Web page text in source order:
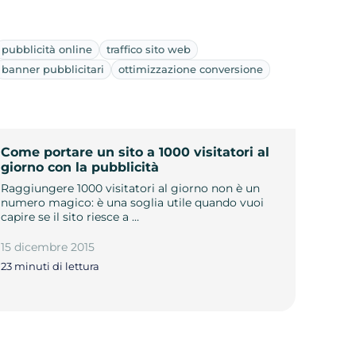
pubblicità online
traffico sito web
banner pubblicitari
ottimizzazione conversione
Come portare un sito a 1000 visitatori al
giorno con la pubblicità
Raggiungere 1000 visitatori al giorno non è un
numero magico: è una soglia utile quando vuoi
capire se il sito riesce a …
15 dicembre 2015
23 minuti di lettura